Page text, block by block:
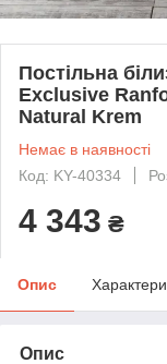
Постільна
Exclusive
Natural Krem
Немає в наявності
Код: KY-40334
4 343 ₴
Опис
Опис